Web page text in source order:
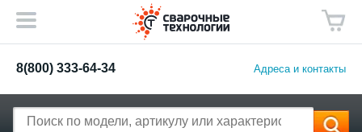
8(800) 333-64-34 Адреса и контакты